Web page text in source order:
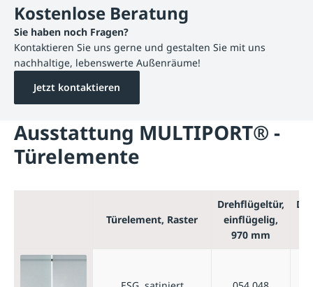
Kostenlose Beratung
Sie haben noch Fragen?
Kontaktieren Sie uns gerne und gestalten Sie mit uns
nachhaltige, lebenswerte Außenräume!
Jetzt kontaktieren
Ausstattung MULTIPORT® -
Türelemente
Türelement, Raster
Drehflügeltür,
einflügelig,
970 mm